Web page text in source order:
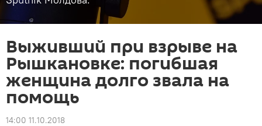
Выживший при взрыве на
Рышкановке: погибшая
женщина долго звала на
помощь
14:00 11.10.2018